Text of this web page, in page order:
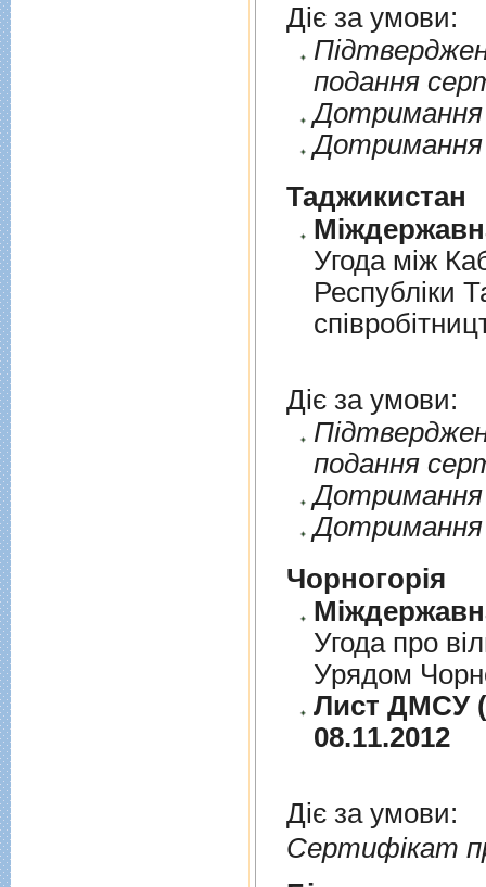
Діє за умови:
подання
Дотримання
Дотримання
Таджикистан
Угода мiж
Республiки
Діє за умови:
подання
Дотримання
Дотримання
Чорногорія
Угода про
Урядом
Лист ДМСУ
08.11.2012
Діє за умови:
Сертифікат